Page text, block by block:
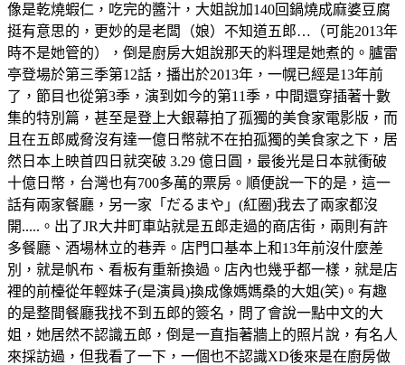
像是乾燒蝦仁，吃完的醬汁，大姐說加140回鍋燒成麻婆豆腐
挺有意思的，更妙的是老闆（娘）不知道五郎…（可能2013年
時不是她管的），倒是廚房大姐說那天的料理是她煮的。臚雷
亭登場於第三季第12話，播出於2013年，一幌已經是13年前
了，節目也從第3季，演到如今的第11季，中間還穿插著十數
集的特別篇，甚至是登上大銀幕拍了孤獨的美食家電影版，而
且在五郎威脅沒有達一億日幣就不在拍孤獨的美食家之下，居
然日本上映首四日就突破 3.29 億日圓，最後光是日本就衝破
十億日幣，台灣也有700多萬的票房。順便說一下的是，這一
話有兩家餐廳，另一家「だるまや」(紅圈)我去了兩家都沒
開.....。出了JR大井町車站就是五郎走過的商店街，兩則有許
多餐廳、酒場林立的巷弄。店門口基本上和13年前沒什麼差
別，就是帆布、看板有重新換過。店內也幾乎都一樣，就是店
裡的前檯從年輕妹子(是演員)換成像媽媽桑的大姐(笑)。有趣
的是整間餐廳我找不到五郎的簽名，問了會說一點中文的大
姐，她居然不認識五郎，倒是一直指著牆上的照片說，有名人
來採訪過，但我看了一下，一個也不認識XD後來是在廚房做